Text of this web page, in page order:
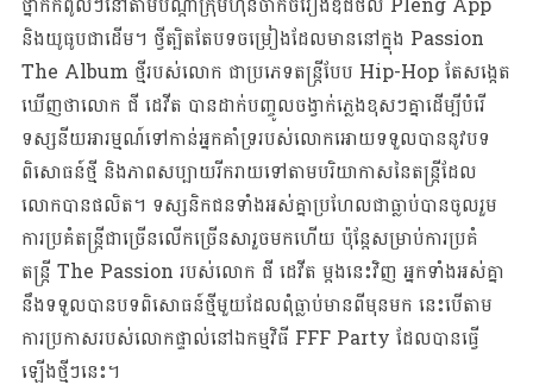
និងយូធូបជាដើម។ ថ្វីត្បិតតែបទចម្រៀងដែលមាននៅក្នុង Passio​n
The Album ថ្មីរបស់លោក ជាប្រភេទតន្ត្រីបែប Hip-Hop តែសង្កេត
ឃើញថាលោក ជី ដេវីត បានដាក់បញ្ចូលចង្វាក់ភ្លេងខុសៗគ្នាដើម្បីបំរើ
ទស្សនីយអារម្មណ៍ទៅកាន់អ្នកគាំទ្ររបស់លោកអោយទទួលបាននូវបទ
ពិសោធន៍ថ្មី និងភាពសប្បាយរីករាយទៅតាមបរិយាកាសនៃតន្រ្តីដែល
លោកបានផលិត។ ទស្សនិកជនទាំងអស់គ្នាប្រហែលជាធ្លាប់បានចូលរួម
ការប្រគំតន្រ្តីជាច្រើនលើកច្រើនសារួចមកហើយ ប៉ុន្តែសម្រាប់ការប្រគំ
តន្រ្តី The Passion របស់លោក ជី ដេវីត ម្តងនេះវិញ អ្នកទាំងអស់គ្នា
នឹងទទួលបានបទពិសោធន៍ថ្មីមួយដែលពុំធ្លាប់មានពីមុនមក នេះបើតាម
ការប្រកាសរបស់លោកផ្ទាល់នៅឯកម្មវិធី FFF Party ដែលបានធ្វើ
ឡើងថ្មីៗនេះ។